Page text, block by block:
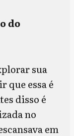
do
sua
que essa é
disso é
no
em